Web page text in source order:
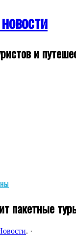
и
пакетные
. ·